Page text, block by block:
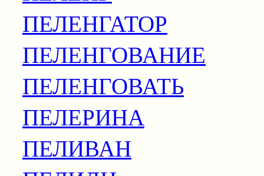
ПЕЛЕНГАТОР
ПЕЛЕНГОВАНИЕ
ПЕЛЕНГОВАТЬ
ПЕЛЕРИНА
ПЕЛИВАН